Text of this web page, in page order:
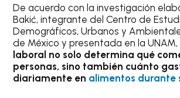
De acuerdo con la investigación
Bakić, integrante del Centro de
Demográficos, Urbanos y
de México y presentada en la UNAM,
laboral no solo determina qué
personas, sino también cuánto
diariamente en alimentos durante